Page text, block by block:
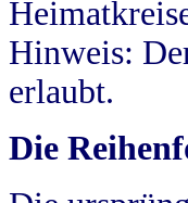
Hinweis:
erlaubt.
Die